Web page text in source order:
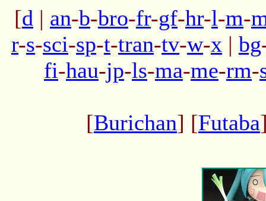
[d | an-b-bro-fr-gf-hr-l-m-
r-s-sci-sp-t-tran-tv-w-x | bg
fi-hau-jp-ls-ma-me-rm-
[Burichan] [Futaba